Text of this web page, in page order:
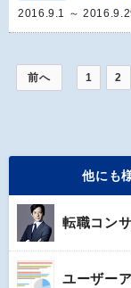
2016.9.1 ～
前へ 1 2
他にも
転職コン
ユーザー